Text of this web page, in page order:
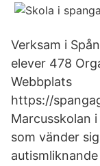
Verksam i
elever 478
Webbplats
https://
Marcusskolan
som vänder